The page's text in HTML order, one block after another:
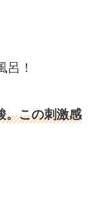
呂！
。この刺激感